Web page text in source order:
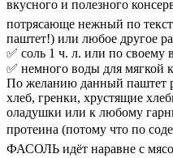
вкусного и полезного
потрясающе нежный по
паштет!) или любое другое
✅ соль 1 ч. л. или по своему
✅ немного воды для мягкой
По желанию данный паштет
хлеб, гренки, хрустящие
оладушки или к любому
протеина (потому что по
ФАСОЛЬ идёт наравне с